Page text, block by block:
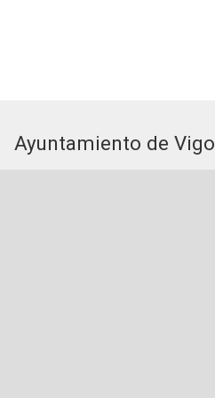
Ayuntamiento de Vigo